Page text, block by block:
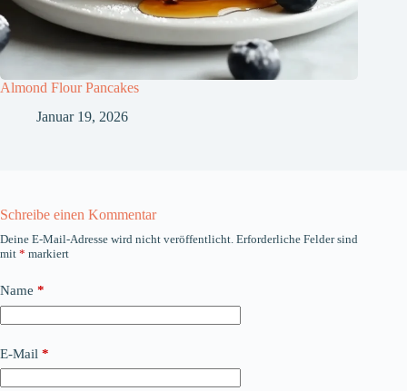
Almond Flour Pancakes
Januar 19, 2026
Schreibe einen Kommentar
Deine E-Mail-Adresse wird nicht veröffentlicht. Erforderliche Felder sind
mit * markiert
Name *
E-Mail *